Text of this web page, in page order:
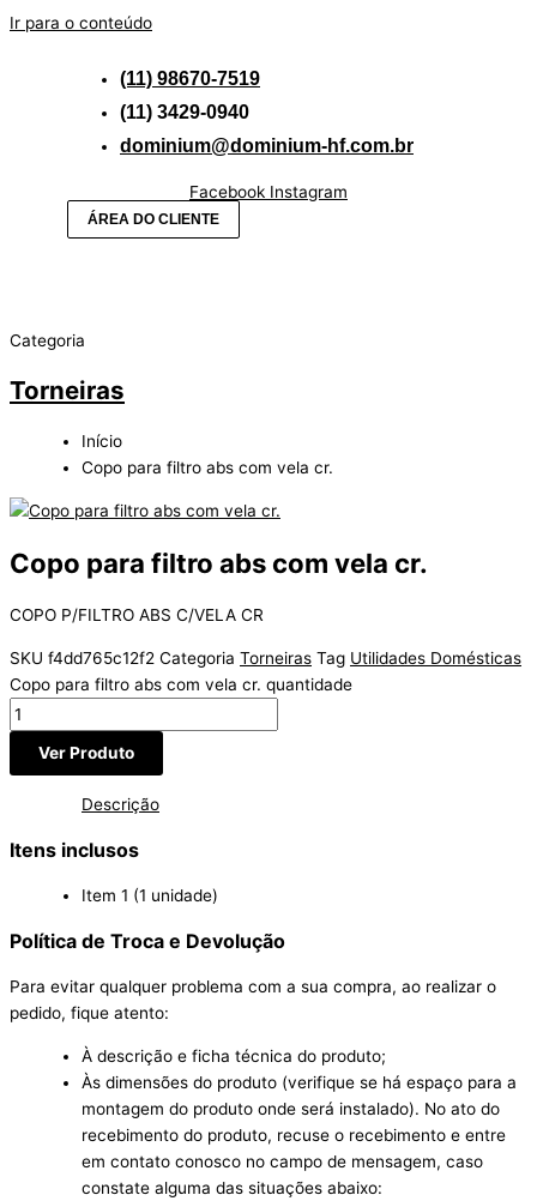
Ir para o conteúdo
(11) 98670-7519
(11) 3429-0940
dominium@dominium-hf.com.br
Facebook Instagram
ÁREA DO CLIENTE
Categoria
Torneiras
Início
Copo para filtro abs com vela cr.
Copo para filtro abs com vela cr.
COPO P/FILTRO ABS C/VELA CR
SKU f4dd765c12f2 Categoria Torneiras Tag Utilidades Domésticas
Copo para filtro abs com vela cr. quantidade
Ver Produto
Descrição
Itens inclusos
Item 1 (1 unidade)
Política de Troca e Devolução
Para evitar qualquer problema com a sua compra, ao realizar o
pedido, fique atento:
À descrição e ficha técnica do produto;
Às dimensões do produto (verifique se há espaço para a
montagem do produto onde será instalado). No ato do
recebimento do produto, recuse o recebimento e entre
em contato conosco no campo de mensagem, caso
constate alguma das situações abaixo: